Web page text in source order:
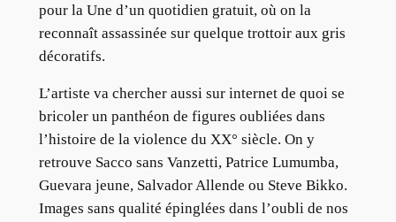
pour la Une d’un quotidien gratuit, où on la
reconnaît assassinée sur quelque trottoir aux gris
décoratifs.
L’artiste va chercher aussi sur internet de quoi se
bricoler un panthéon de figures oubliées dans
l’histoire de la violence du XX° siècle. On y
retrouve Sacco sans Vanzetti, Patrice Lumumba,
Guevara jeune, Salvador Allende ou Steve Bikko.
Images sans qualité épinglées dans l’oubli de nos